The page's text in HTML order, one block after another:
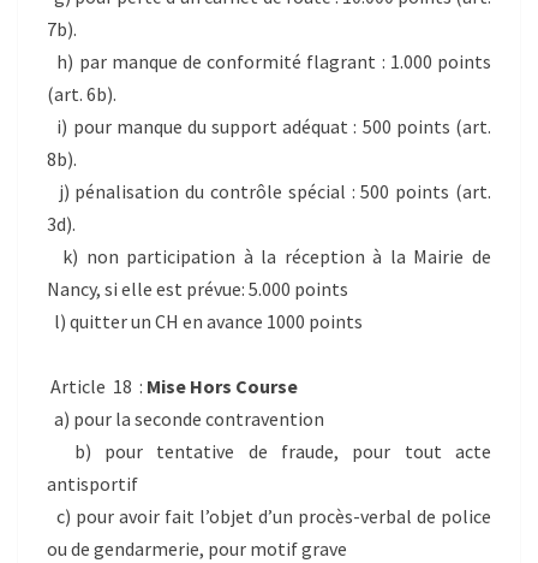
7b).
h) par manque de conformité flagrant : 1.000 points
(art. 6b).
i) pour manque du support adéquat : 500 points (art.
8b).
j) pénalisation du contrôle spécial : 500 points (art.
3d).
k) non participation à la réception à la Mairie de
Nancy, si elle est prévue: 5.000 points
l) quitter un CH en avance 1000 points
Article 18 : Mise Hors Course
a) pour la seconde contravention
b) pour tentative de fraude, pour tout acte
antisportif
c) pour avoir fait l’objet d’un procès-verbal de police
ou de gendarmerie, pour motif grave